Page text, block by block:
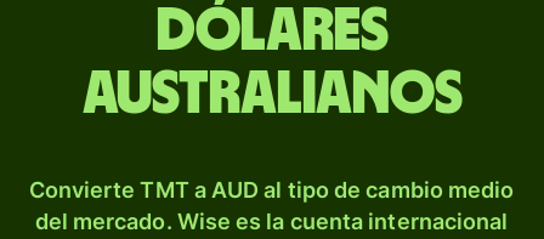
dólares
australianos
Convierte TMT a AUD al tipo de cambio medio
del mercado. Wise es la cuenta internacional